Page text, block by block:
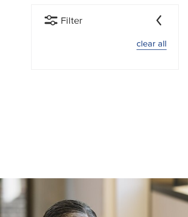
Filter
clear all